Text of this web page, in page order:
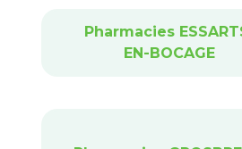
Pharmacies
EN-BOCAGE